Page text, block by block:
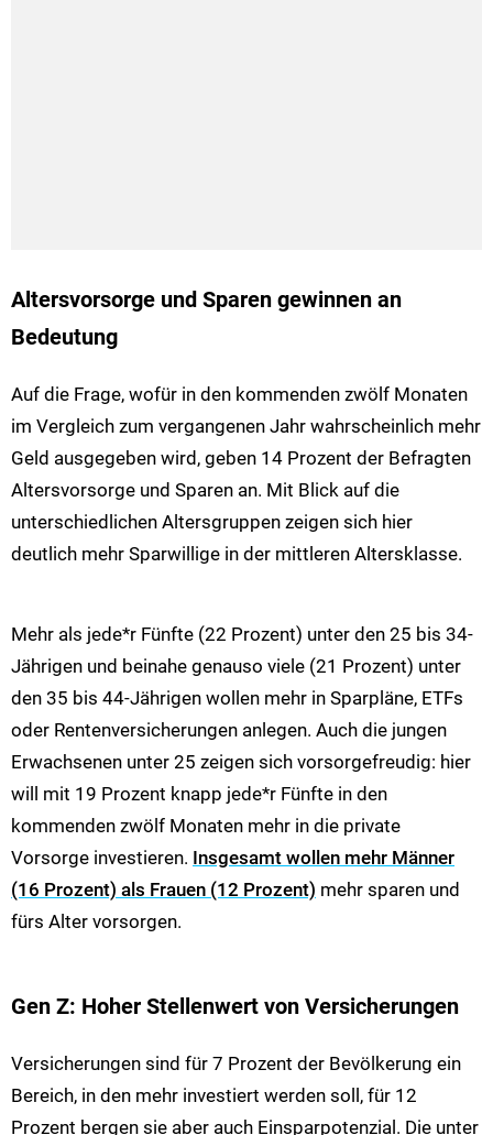
Altersvorsorge und Sparen gewinnen an
Bedeutung
Auf die Frage, wofür in den kommenden zwölf Monaten
im Vergleich zum vergangenen Jahr wahrscheinlich mehr
Geld ausgegeben wird, geben 14 Prozent der Befragten
Altersvorsorge und Sparen an. Mit Blick auf die
unterschiedlichen Altersgruppen zeigen sich hier
deutlich mehr Sparwillige in der mittleren Altersklasse.
Mehr als jede*r Fünfte (22 Prozent) unter den 25 bis 34-
Jährigen und beinahe genauso viele (21 Prozent) unter
den 35 bis 44-Jährigen wollen mehr in Sparpläne, ETFs
oder Rentenversicherungen anlegen. Auch die jungen
Erwachsenen unter 25 zeigen sich vorsorgefreudig: hier
will mit 19 Prozent knapp jede*r Fünfte in den
kommenden zwölf Monaten mehr in die private
Vorsorge investieren. Insgesamt wollen mehr Männer
(16 Prozent) als Frauen (12 Prozent) mehr sparen und
fürs Alter vorsorgen.
Gen Z: Hoher Stellenwert von Versicherungen
Versicherungen sind für 7 Prozent der Bevölkerung ein
Bereich, in den mehr investiert werden soll, für 12
Prozent bergen sie aber auch Einsparpotenzial. Die unter